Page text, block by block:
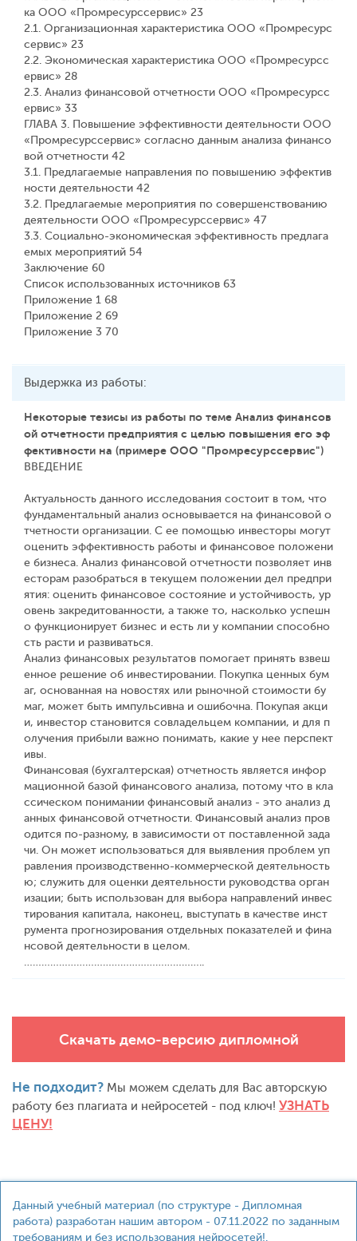
ка ООО «Промресурссервис» 23
2.1. Организационная характеристика ООО «Промресурс
сервис» 23
2.2. Экономическая характеристика ООО «Промресурсс
ервис» 28
2.3. Анализ финансовой отчетности ООО «Промресурсс
ервис» 33
ГЛАВА 3. Повышение эффективности деятельности ООО
«Промресурссервис» согласно данным анализа финансо
вой отчетности 42
3.1. Предлагаемые направления по повышению эффектив
ности деятельности 42
3.2. Предлагаемые мероприятия по совершенствованию
деятельности ООО «Промресурссервис» 47
3.3. Социально-экономическая эффективность предлага
емых мероприятий 54
Заключение 60
Список использованных источников 63
Приложение 1 68
Приложение 2 69
Приложение 3 70
Выдержка из работы:
Некоторые тезисы из работы по теме Анализ финансов
ой отчетности предприятия с целью повышения его эф
фективности на (примере ООО "Промресурссервис")
ВВЕДЕНИЕ
Актуальность данного исследования состоит в том, что
фундаментальный анализ основывается на финансовой о
тчетности организации. С ее помощью инвесторы могут
оценить эффективность работы и финансовое положени
е бизнеса. Анализ финансовой отчетности позволяет инв
есторам разобраться в текущем положении дел предпри
ятия: оценить финансовое состояние и устойчивость, ур
овень закредитованности, а также то, насколько успешн
о функционирует бизнес и есть ли у компании способно
сть расти и развиваться.
Анализ финансовых результатов помогает принять взвеш
енное решение об инвестировании. Покупка ценных бум
аг, основанная на новостях или рыночной стоимости бу
маг, может быть импульсивна и ошибочна. Покупая акци
и, инвестор становится совладельцем компании, и для п
олучения прибыли важно понимать, какие у нее перспект
ивы.
Финансовая (бухгалтерская) отчетность является инфор
мационной базой финансового анализа, потому что в кла
ссическом понимании финансовый анализ - это анализ д
анных финансовой отчетности. Финансовый анализ пров
одится по-разному, в зависимости от поставленной зада
чи. Он может использоваться для выявления проблем уп
равления производственно-коммерческой деятельность
ю; служить для оценки деятельности руководства орган
изации; быть использован для выбора направлений инвес
тирования капитала, наконец, выступать в качестве инст
румента прогнозирования отдельных показателей и фина
нсовой деятельности в целом.
……………………………………………………..
Скачать демо-версию дипломной
Не подходит? Мы можем сделать для Вас авторскую
работу без плагиата и нейросетей - под ключ! УЗНАТЬ
ЦЕНУ!
Данный учебный материал (по структуре - Дипломная
работа) разработан нашим автором - 07.11.2022 по заданным
требованиям и без использования нейросетей!.